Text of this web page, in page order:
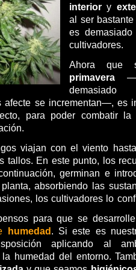
interior y
al ser
es
cultivadores.
Ahora que
primavera
afecte se incrementan—, es
para poder combatir
viajan con el viento
tallos. En este punto, los
germinan e
absorbiendo las
los cultivadores lo
para que se
humedad. Si este es
aplicando al
humedad del entorno.